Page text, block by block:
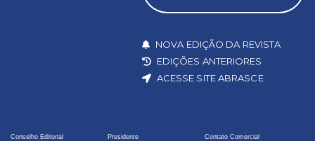
NOVA EDIÇÃO DA REVISTA
EDIÇÕES ANTERIORES
ACESSE SITE ABRASCE
Conselho Editorial
Presidente
Contato Comercial